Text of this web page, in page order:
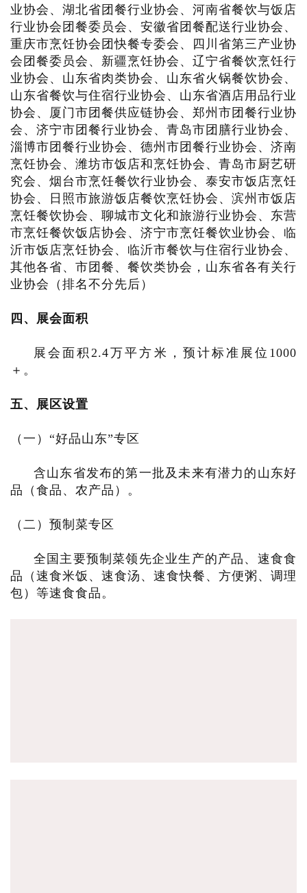
业协会、湖北省团餐行业协会、河南省餐饮与饭店
行业协会团餐委员会、安徽省团餐配送行业协会、
重庆市烹饪协会团快餐专委会、四川省第三产业协
会团餐委员会、新疆烹饪协会、辽宁省餐饮烹饪行
业协会、山东省肉类协会、山东省火锅餐饮协会、
山东省餐饮与住宿行业协会、山东省酒店用品行业
协会、厦门市团餐供应链协会、郑州市团餐行业协
会、济宁市团餐行业协会、青岛市团膳行业协会、
淄博市团餐行业协会、德州市团餐行业协会、济南
烹饪协会、潍坊市饭店和烹饪协会、青岛市厨艺研
究会、烟台市烹饪餐饮行业协会、泰安市饭店烹饪
协会、日照市旅游饭店餐饮烹饪协会、滨州市饭店
烹饪餐饮协会、聊城市文化和旅游行业协会、东营
市烹饪餐饮饭店协会、济宁市烹饪餐饮业协会、临
沂市饭店烹饪协会、临沂市餐饮与住宿行业协会、
其他各省、市团餐、餐饮类协会，山东省各有关行
业协会（排名不分先后）
四、展会面积
展会面积2.4万平方米，预计标准展位1000
＋。
五、展区设置
（一）“好品山东”专区
含山东省发布的第一批及未来有潜力的山东好
品（食品、农产品）。
（二）预制菜专区
全国主要预制菜领先企业生产的产品、速食食
品（速食米饭、速食汤、速食快餐、方便粥、调理
包）等速食食品。